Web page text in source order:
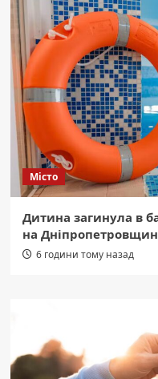
Місто
Дитина загинула в
на
6 години тому назад